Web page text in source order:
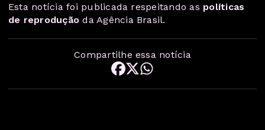
Esta notícia foi publicada respeitando as políticas
de reprodução da Agência Brasil.
Compartilhe essa notícia